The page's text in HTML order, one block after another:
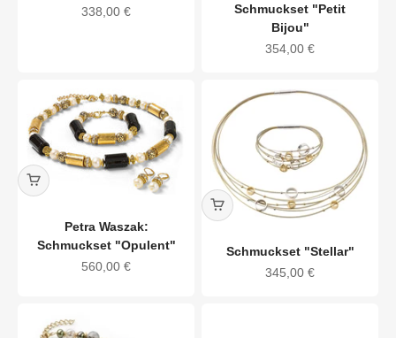
Angebot
338,00 €
Schmuckset "Petit
Bijou"
Angebot
354,00 €
Petra Waszak:
Schmuckset "Opulent"
Angebot
560,00 €
Schmuckset "Stellar"
Angebot
345,00 €